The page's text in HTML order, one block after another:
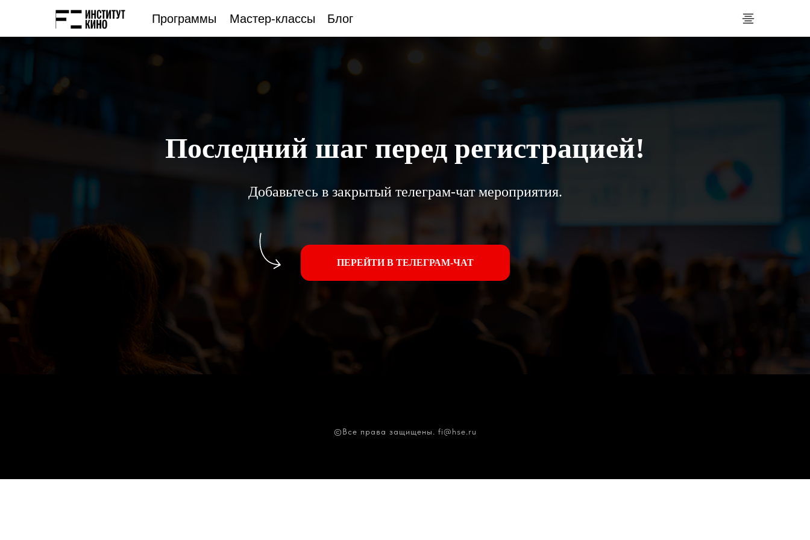
Программы Мастер-классы Блог
Последний шаг перед регистрацией!
Добавьтесь в закрытый телеграм-чат мероприятия.
ПЕРЕЙТИ В ТЕЛЕГРАМ-ЧАТ
©Все права защищены. fi@hse.ru